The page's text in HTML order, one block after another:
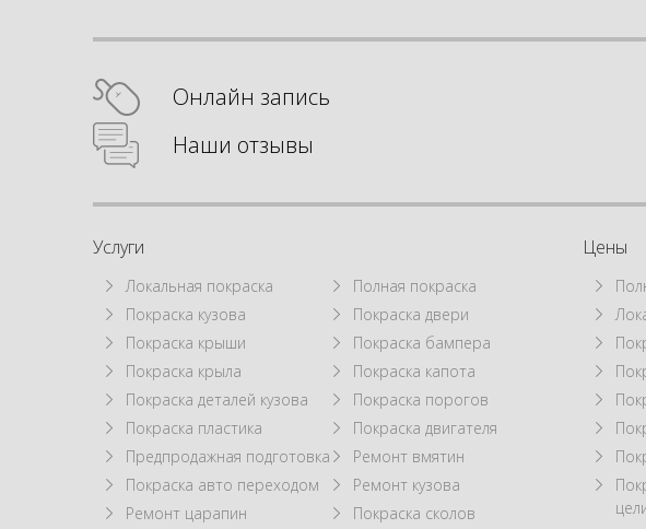
Онлайн запись
Наши отзывы
Услуги
Локальная покраска
Полная покраска
Покраска кузова
Покраска двери
Покраска крыши
Покраска бампера
Покраска крыла
Покраска капота
Покраска деталей кузова
Покраска порогов
Покраска пластика
Покраска двигателя
Предпродажная подготовка
Ремонт вмятин
Покраска авто переходом
Ремонт кузова
Ремонт царапин
Покраска сколов
Цены